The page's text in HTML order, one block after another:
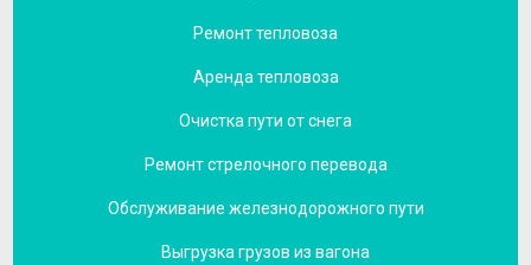
Ремонт тепловоза
Аренда тепловоза
Очистка пути от снега
Ремонт стрелочного перевода
Обслуживание железнодорожного пути
Выгрузка грузов из вагона